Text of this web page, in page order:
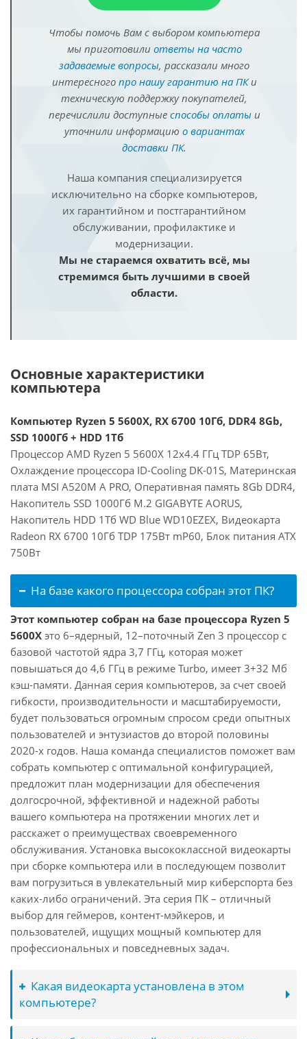
Чтобы помочь Вам с выбором компьютера
мы приготовили ответы на часто
задаваемые вопросы, рассказали много
интересного про нашу гарантию на ПКи
техническую поддержку покупателей,
перечислили доступные способы оплатыи
уточнили информацию о вариантах
доставки ПК.
Наша компания специализируется
исключительно на сборке компьютеров,
их гарантийном и постгарантийном
обслуживании, профилактике и
модернизации.
Мы не стараемся охватить всё, мы
стремимся быть лучшими в своей
области.
Основные характеристики
компьютера
Компьютер Ryzen 5 5600X, RX 6700 10Гб, DDR4 8Gb,
SSD 1000Гб + HDD 1Тб
Процессор AMD Ryzen 5 5600X 12x4.4 ГГц TDP 65Вт,
Охлаждение процессора ID-Cooling DK-01S, Материнская
плата MSI A520M A PRO, Оперативная память 8Gb DDR4,
Накопитель SSD 1000Гб M.2 GIGABYTE AORUS,
Накопитель HDD 1Тб WD Blue WD10EZEX, Видеокарта
Radeon RX 6700 10Гб TDP 175Вт mP60, Блок питания ATX
750Вт
На базе какого процессора собран этот ПК?
Этот компьютер собран на базе процессора Ryzen 5
5600X это 6–ядерный, 12–поточный Zen 3 процессор с
базовой частотой ядра 3,7 ГГц, которая может
повышаться до 4,6 ГГц в режиме Turbo, имеет 3+32 Мб
кэш-памяти. Данная серия компьютеров, за счет своей
гибкости, производительности и масштабируемости,
будет пользоваться огромным спросом среди опытных
пользователей и энтузиастов до второй половины
2020-х годов. Наша команда специалистов поможет вам
собрать компьютер с оптимальной конфигурацией,
предложит план модернизации для обеспечения
долгосрочной, эффективной и надежной работы
вашего компьютера на протяжении многих лет и
расскажет о преимуществах своевременного
обслуживания. Установка высококлассной видеокарты
при сборке компьютера или в последующем позволит
вам погрузиться в увлекательный мир киберспорта без
каких-либо ограничений. Эта серия ПК – отличный
выбор для геймеров, контент-мэйкеров, и
пользователей, ищущих мощный компьютер для
профессиональных и повседневных задач.
Какая видеокарта установлена в этом
компьютере?